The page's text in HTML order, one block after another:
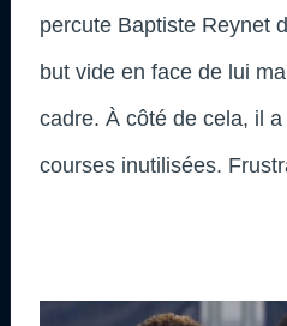
percute Baptiste Reynet
but vide en face de lui
cadre. À côté de cela, il
courses inutilisées.